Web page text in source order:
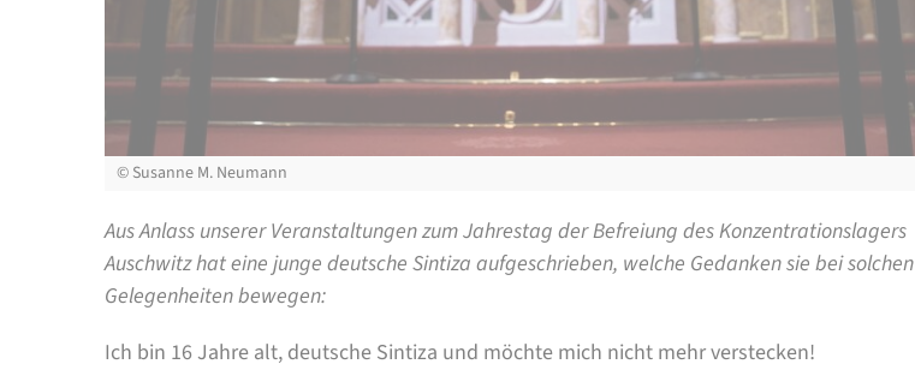
© Susanne M. Neumann
Aus Anlass unserer Veranstaltungen zum Jahrestag der Befreiung des Konzentrationslagers
Auschwitz hat eine junge deutsche Sintiza aufgeschrieben, welche Gedanken sie bei solchen
Gelegenheiten bewegen:
Ich bin 16 Jahre alt, deutsche Sintiza und möchte mich nicht mehr verstecken!